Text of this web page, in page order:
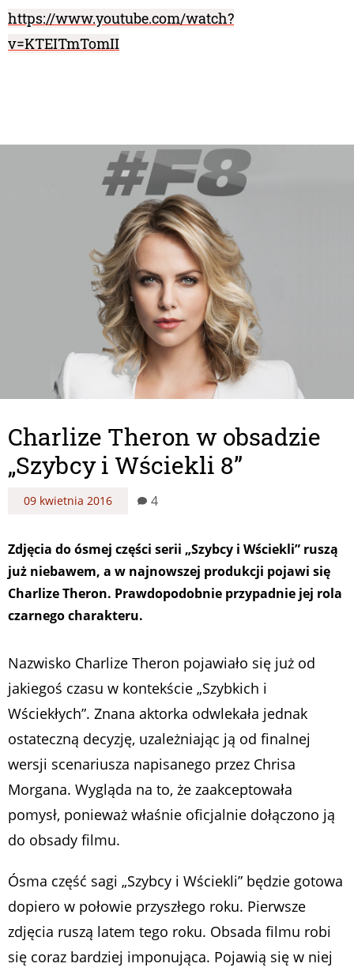
https://www.youtube.com/watch?
v=KTEITmTomII
Charlize Theron w obsadzie
„Szybcy i Wściekli 8”
09 kwietnia 2016 4
Zdjęcia do ósmej części serii „Szybcy i Wściekli” ruszą
już niebawem, a w najnowszej produkcji pojawi się
Charlize Theron. Prawdopodobnie przypadnie jej rola
czarnego charakteru.
Nazwisko Charlize Theron pojawiało się już od
jakiegoś czasu w kontekście „Szybkich i
Wściekłych”. Znana aktorka odwlekała jednak
ostateczną decyzję, uzależniając ją od finalnej
wersji scenariusza napisanego przez Chrisa
Morgana. Wygląda na to, że zaakceptowała
pomysł, ponieważ właśnie oficjalnie dołączono ją
do obsady filmu.
Ósma część sagi „Szybcy i Wściekli” będzie gotowa
dopiero w połowie przyszłego roku. Pierwsze
zdjęcia ruszą latem tego roku. Obsada filmu robi
się coraz bardziej imponująca. Pojawią się w niej